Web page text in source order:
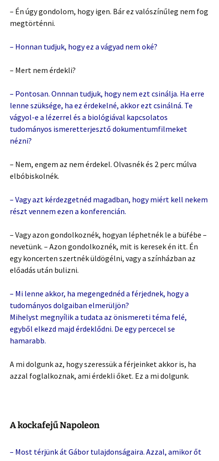
– Én úgy gondolom, hogy igen. Bár ez valószínűleg nem fog
megtörténni.
– Honnan tudjuk, hogy ez a vágyad nem oké?
– Mert nem érdekli?
– Pontosan. Onnnan tudjuk, hogy nem ezt csinálja. Ha erre
lenne szüksége, ha ez érdekelné, akkor ezt csinálná. Te
vágyol-e a lézerrel és a biológiával kapcsolatos
tudományos ismeretterjesztő dokumentumfilmeket
nézni?
– Nem, engem az nem érdekel. Olvasnék és 2 perc múlva
elbóbiskolnék.
– Vagy azt kérdezgetnéd magadban, hogy miért kell nekem
részt vennem ezen a konferencián.
– Vagy azon gondolkoznék, hogyan léphetnék le a büfébe –
nevetünk. – Azon gondolkoznék, mit is keresek én itt. Én
egy koncerten szertnék üldögélni, vagy a színházban az
előadás után bulizni.
– Mi lenne akkor, ha megengednéd a férjednek, hogy a
tudományos dolgaiban elmerüljön?
Mihelyst megnyílik a tudata az önismereti téma felé,
egyből elkezd majd érdeklődni. De egy percecel se
hamarabb.
A mi dolgunk az, hogy szeressük a férjeinket akkor is, ha
azzal foglalkoznak, ami érdekli őket. Ez a mi dolgunk.
A kockafejű Napoleon
– Most térjünk át Gábor tulajdonságaira. Azzal, amikor őt